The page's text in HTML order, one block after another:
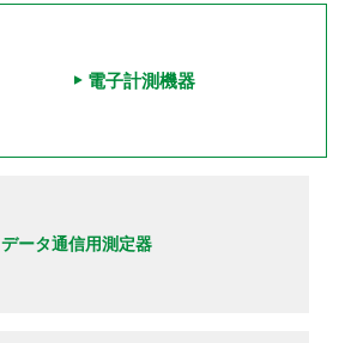
電子計測機器
データ通信用測定器